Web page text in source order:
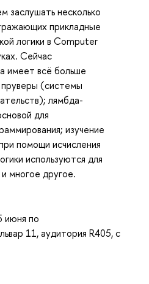
заслушать несколько
прикладные
логики в Computer
Сейчас
имеет всё больше
(системы
лямбда-
для
изучение
помощи исчисления
используются для
многое другое.
июня по
11, аудитория R405, с